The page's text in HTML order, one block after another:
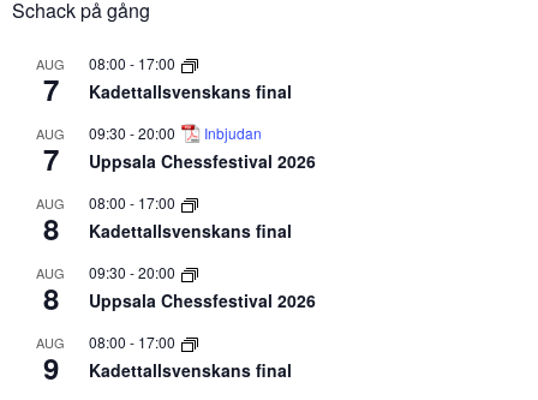
Schack på gång
AUG
7
08:00 - 17:00
Kadettallsvenskans final
AUG
7
09:30 -20:00 Inbjudan
Uppsala Chessfestival 2026
AUG
8
08:00 - 17:00
Kadettallsvenskans final
AUG
8
09:30 -20:00
Uppsala Chessfestival 2026
AUG
9
08:00 - 17:00
Kadettallsvenskans final